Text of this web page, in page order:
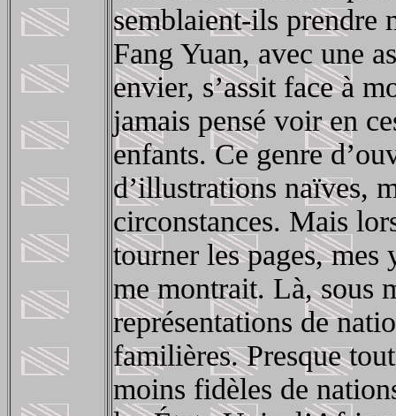
semblaient-ils prendre
Fang Yuan, avec une
envier, s’assit face à
jamais pensé voir en
enfants. Ce genre
d’illustrations naïves,
circonstances. Mais
tourner les pages, mes
me montrait. Là, sous
représentations de
familières. Presque
moins fidèles de